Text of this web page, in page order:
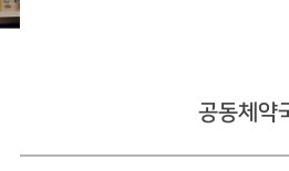
공동체약